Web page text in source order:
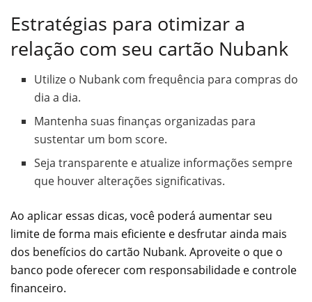
Estratégias para otimizar a
relação com seu cartão Nubank
Utilize o Nubank com frequência para compras do
dia a dia.
Mantenha suas finanças organizadas para
sustentar um bom score.
Seja transparente e atualize informações sempre
que houver alterações significativas.
Ao aplicar essas dicas, você poderá aumentar seu
limite de forma mais eficiente e desfrutar ainda mais
dos benefícios do cartão Nubank. Aproveite o que o
banco pode oferecer com responsabilidade e controle
financeiro.